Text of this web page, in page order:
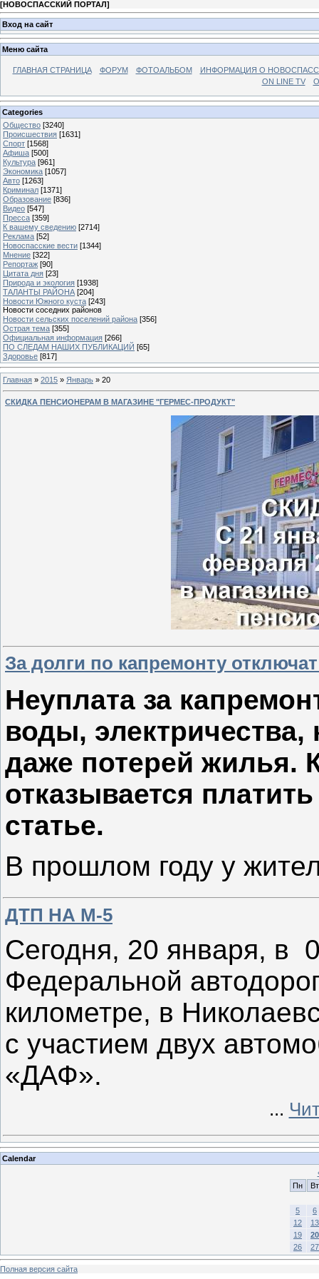
[НОВОСПАССКИЙ ПОРТАЛ]
Вход на сайт
Меню сайта
ГЛАВНАЯ СТРАНИЦА ФОРУМ ФОТОАЛЬБОМ
ИНФОРМАЦИЯ О
ON LINE TV
Categories
Общество [3240]
Происшествия [1631]
Спорт [1568]
Афиша [500]
Культура [961]
Экономика [1057]
Авто [1263]
Криминал [1371]
Образование [836]
Видео [547]
Пресса [359]
К вашему сведению [2714]
Реклама [52]
Новоспасские вести [1344]
Мнение [322]
Репортаж [90]
Цитата дня [23]
Природа и экология [1938]
ТАЛАНТЫ РАЙОНА [204]
Новости Южного куста [243]
Новости соседних районов
Новости сельских поселений района [356]
Острая тема [355]
Официальная информация [266]
ПО СЛЕДАМ НАШИХ ПУБЛИКАЦИЙ [65]
Здоровье [817]
Главная » 2015 » Январь » 20
СКИДКА ПЕНСИОНЕРАМ В МАГАЗИНЕ "ГЕРМЕС-ПРОДУКТ"
За долги по капремонту
Неуплата за
воды,
даже потерей жилья.
отказывается
статье.
В прошлом году у
ДТП НА М-5
Сегодня, 20 января, в
Федеральной
километре, в
с участием двух
«ДАФ».
...
Calendar
Пн
Вт
5
6
12
13
19
20
26
27
Полная версия сайта